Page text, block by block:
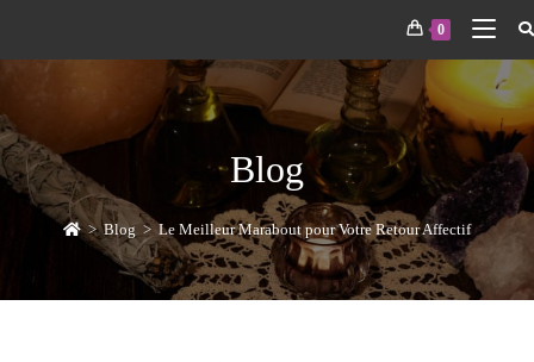
0
Blog
> Blog > Le Meilleur Marabout pour Votre Retour Affectif